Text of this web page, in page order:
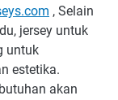
, Selain
jersey untuk
untuk
estetika.
akan